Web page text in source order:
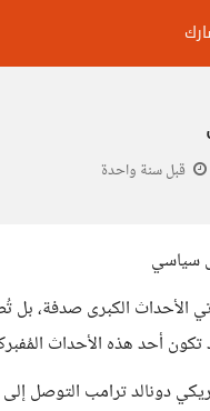
قبل سنة واحدة
سياسي
الأحداث الكبرى صدفة، بل
قد تكون أحد هذه الأحداث
دونالد ترامب التوصل